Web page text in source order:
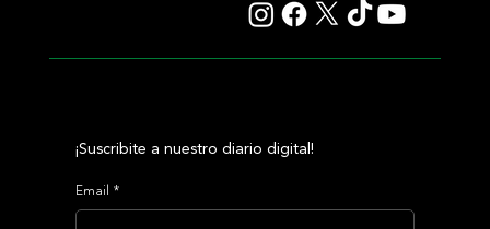
¡Suscribite a nuestro diario digital!
Email *